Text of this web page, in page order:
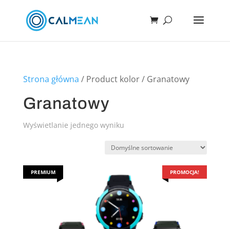
Strona główna / Product kolor / Granatowy
Granatowy
Wyświetlanie jednego wyniku
PREMIUM PROMOCJA!